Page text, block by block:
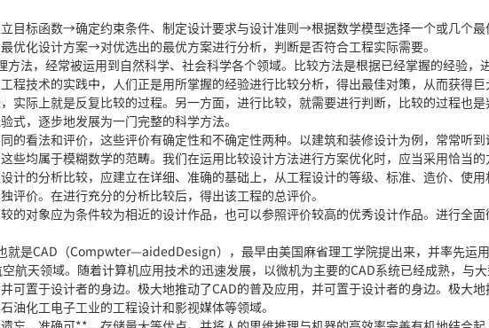
标函数→确定约束条件、制定设计要求与设计准则→根据数学模型选择一个或几个最
化设计方案→对优选出的最优方案进行分析，判断是否符合工程实际需要。
，经常被运用到自然科学、社会科学各个领域。比较方法是根据已经掌握的经验，
程技术的实践中，人们正是用所掌握的经验进行比较分析，得出最佳对策，从而获得巨
实际上就是反复比较的过程。另一方面，进行比较，就需要进行判断，比较的过程也是
式，逐步地发展为一门完整的科学方法。
看法和评价，这些评价有确定性和不确定性两种。以建筑和装修设计为例，常常听到
均属于模糊数学的范畴。我们在运用比较设计方法进行方案优化时，应当采用恰当的
计的分析比较，应建立在详细、准确的基础上，从工程设计的等级、标准、造价、使用
价。在进行充分的分析比较后，得出该工程的总评价。
对象应为条件较为相近的设计作品，也可以参照评价较高的优秀设计作品。进行全面
是CAD（Compwter—aidedDesign），最早由美国麻省理工学院提出来，并率先运用
航天领域。随着计算机应用技术的迅速发展，以微机为主要的CAD系统已经成熟，与
可置于设计者的身边。极大地推动了CAD的普及应用，并可置于设计者的身边。极大地
油化工电子工业的工程设计和影视媒体等领域。